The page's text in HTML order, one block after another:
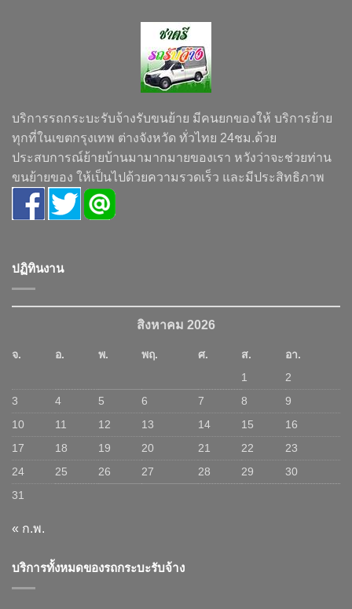
บริการรถกระบะรับจ้างรับขนย้าย มีคนยกของให้ บริการย้าย
ทุกที่ในเขตกรุงเทพ ต่างจังหวัด ทั่วไทย 24ชม.ด้วย
ประสบการณ์ย้ายบ้านมามากมายของเรา หวังว่าจะช่วยท่าน
ขนย้ายของ ให้เป็นไปด้วยความรวดเร็ว และมีประสิทธิภาพ
ปฏิทินงาน
สิงหาคม 2026
จ. อ. พ. พฤ. ศ. ส.
อา.
1
2
3
4 5 6 7 8
9
10
11 12 13 14 15
16
17
18 19 20 21 22
23
24
25 26 27 28 29
30
31
« ก.พ.
บริการทั้งหมดของรถกระบะรับจ้าง